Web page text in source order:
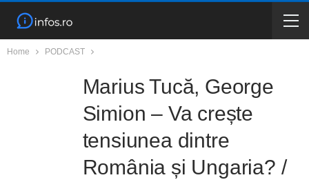
Home PODCAST
Marius Tucă, George
Simion – Va crește
tensiunea dintre
România și Ungaria? /